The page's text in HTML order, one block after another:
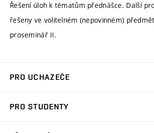
Řešení úloh k tématům přednášce. Další
řešeny ve volitelném (nepovinném)
proseminář II.
PRO UCHAZEČE
PRO STUDENTY